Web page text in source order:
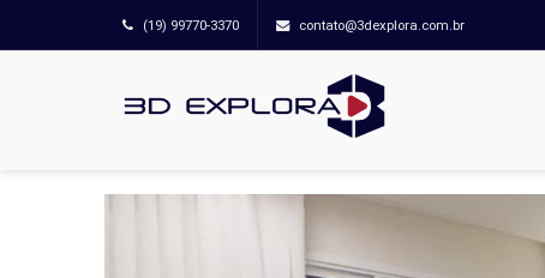
(19) 99770-3370 contato@3dexplora.com.br